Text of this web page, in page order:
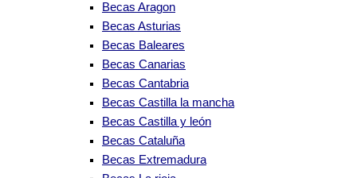
Becas Aragon
Becas Asturias
Becas Baleares
Becas Canarias
Becas Cantabria
Becas Castilla la mancha
Becas Castilla y león
Becas Cataluña
Becas Extremadura